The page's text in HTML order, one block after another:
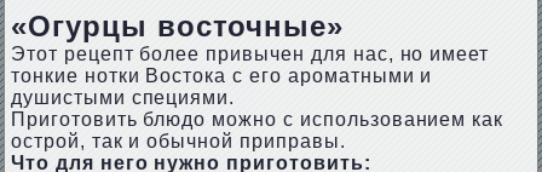
«Огурцы восточные»
Этот рецепт более привычен для нас, но имеет
тонкие нотки Востока с его ароматными и
душистыми специями.
Приготовить блюдо можно с использованием как
острой, так и обычной приправы.
Что для него нужно приготовить: